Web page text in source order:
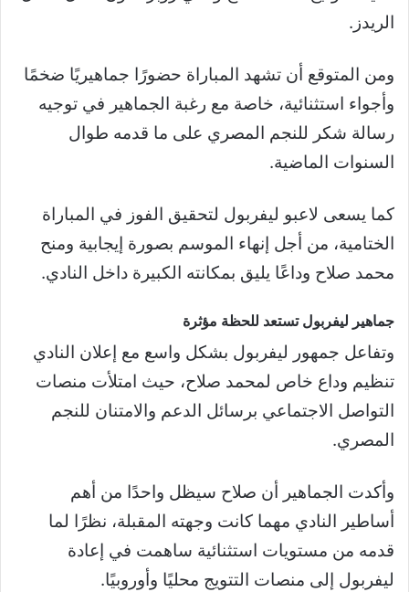
الريدز.
ومن المتوقع أن تشهد المباراة حضورًا جماهيريًا ضخمًا
وأجواء استثنائية، خاصة مع رغبة الجماهير في توجيه
رسالة شكر للنجم المصري على ما قدمه طوال
السنوات الماضية.
كما يسعى لاعبو ليفربول لتحقيق الفوز في المباراة
الختامية، من أجل إنهاء الموسم بصورة إيجابية ومنح
محمد صلاح وداعًا يليق بمكانته الكبيرة داخل النادي.
جماهير ليفربول تستعد للحظة مؤثرة
وتفاعل جمهور ليفربول بشكل واسع مع إعلان النادي
تنظيم وداع خاص لمحمد صلاح، حيث امتلأت منصات
التواصل الاجتماعي برسائل الدعم والامتنان للنجم
المصري.
وأكدت الجماهير أن صلاح سيظل واحدًا من أهم
أساطير النادي مهما كانت وجهته المقبلة، نظرًا لما
قدمه من مستويات استثنائية ساهمت في إعادة
ليفربول إلى منصات التتويج محليًا وأوروبيًا.